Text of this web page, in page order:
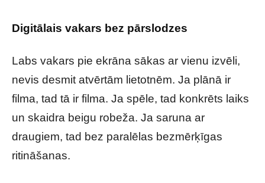
Digitālais vakars bez pārslodzes
Labs vakars pie ekrāna sākas ar vienu izvēli,
nevis desmit atvērtām lietotnēm. Ja plānā ir
filma, tad tā ir filma. Ja spēle, tad konkrēts laiks
un skaidra beigu robeža. Ja saruna ar
draugiem, tad bez paralēlas bezmērķīgas
ritināšanas.